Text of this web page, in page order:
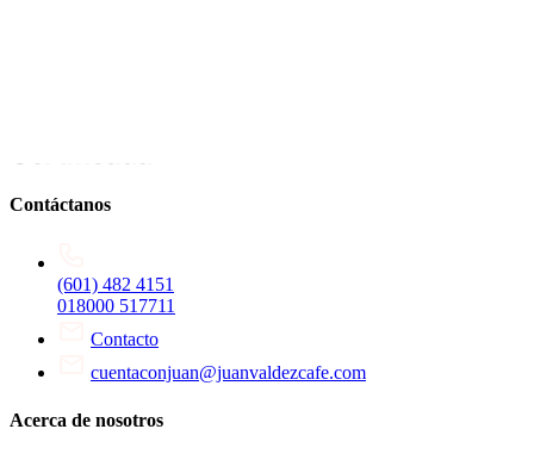
Contáctanos
(601) 482 4151
018000 517711
Contacto
cuentaconjuan@juanvaldezcafe.com
Acerca de nosotros